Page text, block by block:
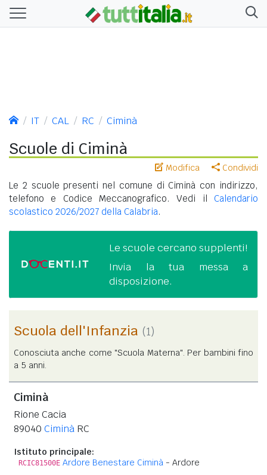
IT CAL RC Ciminà
Scuole di Ciminà
Modifica Condividi
Le 2 scuole presenti nel comune di Ciminà con indirizzo,
telefono e Codice Meccanografico. Vedi il Calendario
scolastico 2026/2027 della Calabria.
Le scuole cercano supplenti!
Invia la tua messa a
disposizione.
Scuola dell'Infanzia (1)
Conosciuta anche come "Scuola Materna". Per bambini fino
a 5 anni.
Ciminà
Rione Cacia
89040 Ciminà RC
Istituto principale:
RCIC81500E Ardore Benestare Ciminà - Ardore